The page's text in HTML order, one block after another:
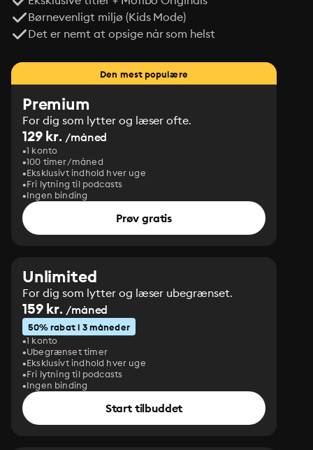
Børnevenligt miljø (Kids Mode)
Det er nemt at opsige når som helst
Den mest populære
Premium
For dig som lytter og læser ofte.
129 kr. /måned
1 konto
100 timer/måned
Eksklusivt indhold hver uge
Fri lytning til podcasts
Ingen binding
Prøv gratis
Unlimited
For dig som lytter og læser ubegrænset.
159 kr. /måned
50% rabat i 3 måneder
1 konto
Ubegrænset timer
Eksklusivt indhold hver uge
Fri lytning til podcasts
Ingen binding
Start tilbuddet